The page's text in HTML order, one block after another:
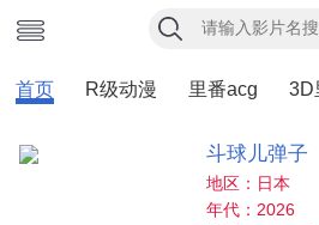
首页 R级动漫 里番acg 3D
斗球儿弹子
地区：日本
年代：2026